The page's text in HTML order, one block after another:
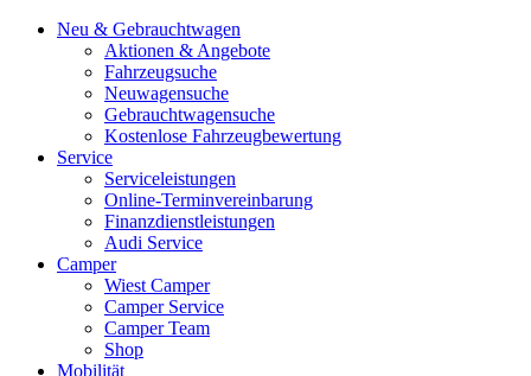
Neu & Gebrauchtwagen
Aktionen & Angebote
Fahrzeugsuche
Neuwagensuche
Gebrauchtwagensuche
Kostenlose Fahrzeugbewertung
Service
Serviceleistungen
Online-Terminvereinbarung
Finanzdienstleistungen
Audi Service
Camper
Wiest Camper
Camper Service
Camper Team
Shop
Mobilität